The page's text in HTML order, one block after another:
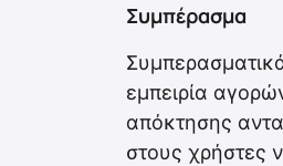
Συμπέρασμα
εμπειρία
απόκτησης
στους χρήστες